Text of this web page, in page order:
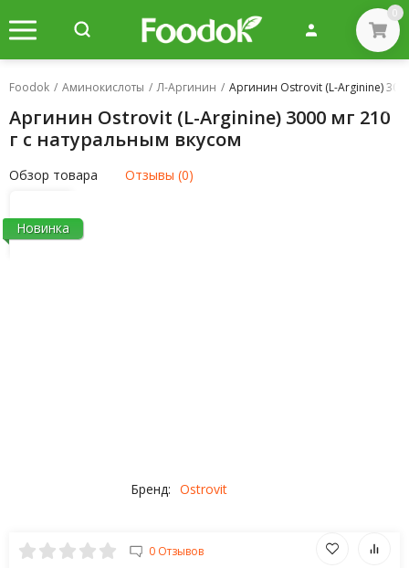
0
Foodok / Аминокислоты / Л-Аргинин / Аргинин Ostrovit (L-Arginine)
Аргинин Ostrovit (L-Arginine) 3000 мг 210
г с натуральным вкусом
Обзор товара Отзывы (0)
Новинка
Бренд: Ostrovit
0 Отзывов